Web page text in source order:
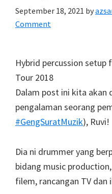
September 18, 2021 by
Comment
Hybrid percussion setup
Tour 2018
Dalam post ini kita akan
pengalaman seorang
#GengSuratMuzik), Ruvi!
Dia ni drummer yang
bidang music
filem, rancangan TV dan